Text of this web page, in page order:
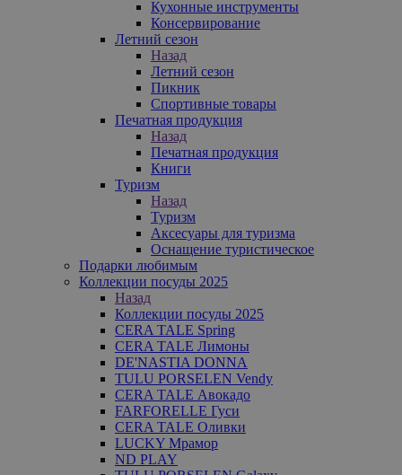
Кухонные инструменты
Консервирование
Летний сезон
Назад
Летний сезон
Пикник
Спортивные товары
Печатная продукция
Назад
Печатная продукция
Книги
Туризм
Назад
Туризм
Аксесуары для туризма
Оснащение туристическое
Подарки любимым
Коллекции посуды 2025
Назад
Коллекции посуды 2025
CERA TALE Spring
CERA TALE Лимоны
DE'NASTIA DONNA
TULU PORSELEN Vendy
CERA TALE Авокадо
FARFORELLE Гуси
CERA TALE Оливки
LUCKY Мрамор
ND PLAY